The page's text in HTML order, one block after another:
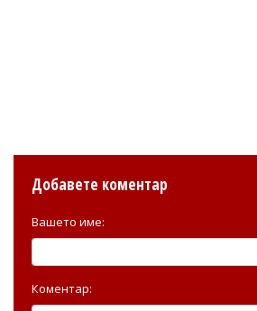
Добавете коментар
Вашето име:
Коментар: